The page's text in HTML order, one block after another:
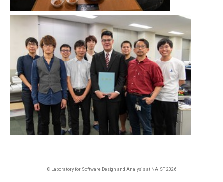
© Laboratory for Software Design and Analysis at NAIST 2026